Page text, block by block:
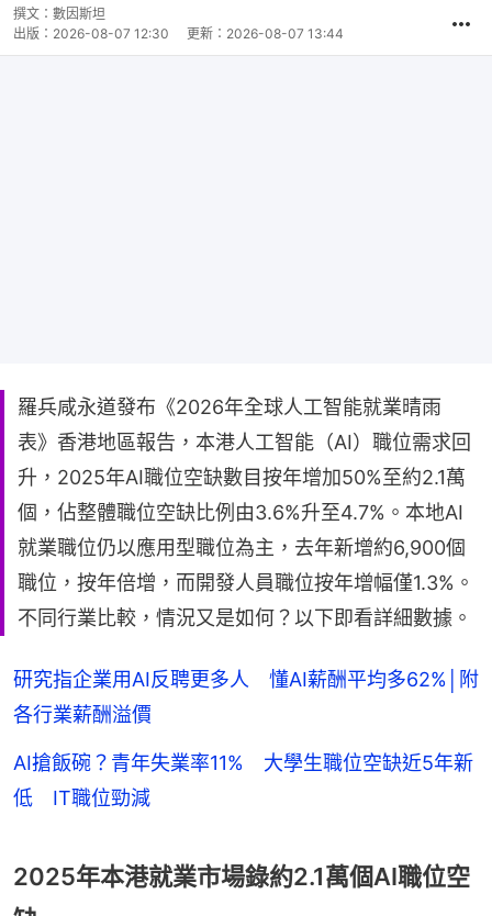
撰文： 數因斯坦
出版： 2026-08-07 12:30 更新： 2026-08-07 13:44
羅兵咸永道發布《2026年全球人工智能就業晴雨
表》香港地區報告，本港人工智能（AI）職位需求回
升，2025年AI職位空缺數目按年增加50%至約2.1萬
個，佔整體職位空缺比例由3.6%升至4.7%。本地AI
就業職位仍以應用型職位為主，去年新增約6,900個
職位，按年倍增，而開發人員職位按年增幅僅1.3%。
不同行業比較，情況又是如何？以下即看詳細數據。
研究指企業用AI反聘更多人 懂AI薪酬平均多62%│附
各行業薪酬溢價
AI搶飯碗？青年失業率11% 大學生職位空缺近5年新
低 IT職位勁減
2025年本港就業市場錄約2.1萬個AI職位空